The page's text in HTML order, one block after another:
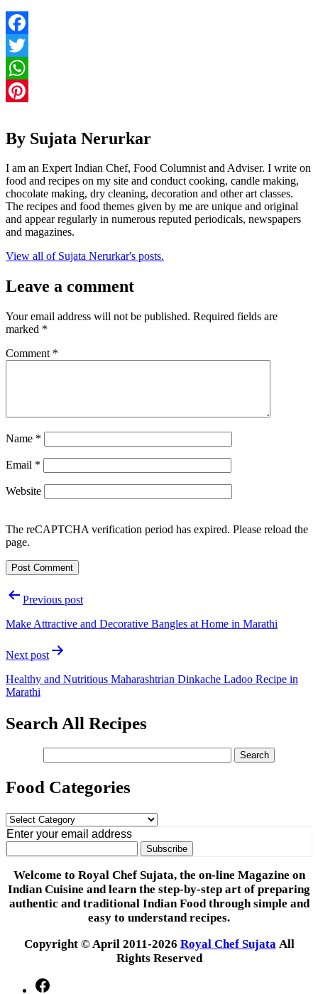
Facebook
Twitter
WhatsApp
By Sujata Nerurkar
I am an Expert Indian Chef, Food Columnist and Adviser. I write on
food and recipes on my site and conduct cooking, candle making,
chocolate making, dry cleaning, decoration and other art classes.
The recipes and food themes given by me are unique and original
and appear regularly in numerous reputed periodicals, newspapers
and magazines.
View all of Sujata Nerurkar's posts.
Leave a comment
Your email address will not be published. Required fields are
marked *
Comment *
Name *
Email *
Website
The reCAPTCHA verification period has expired. Please reload the
page.
PostPrevious post
Make Attractive and Decorative Bangles at Home in Marathi
Next post
Healthy and Nutritious Maharashtrian Dinkache Ladoo Recipe in
Marathi
Search All Recipes
Food Categories
Food
Categories
Enter your email address
Welcome to Royal Chef Sujata, the on-line Magazine on
Indian Cuisine and learn the step-by-step art of preparing
authentic and traditional Indian Food through simple and
easy to understand recipes.
Copyright © April 2011-2026 Royal Chef Sujata All
Rights Reserved